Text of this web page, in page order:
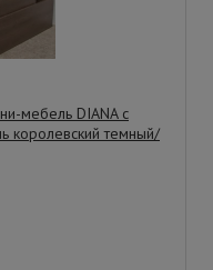
мебель DIANA с
королевский темный/